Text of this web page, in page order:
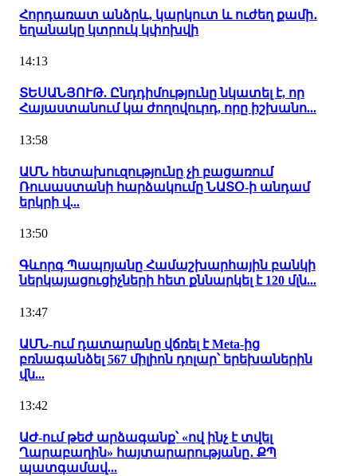
Հորդառատ անձրև, կարկուտ և ուժեղ քամի․
եղանակը կտրուկ կփոխվի
14:13
ՏԵՍԱՆՅՈՒԹ. Ընդդիմությունը նկատել է, որ
Հայաստանում կա ժողովուրդ, որը իշխանո...
13:58
ԱՄՆ հետախուզությունը չի բացառում
Ռուսաստանի հարձակումը ՆԱՏՕ-ի անդամ
երկրի վ...
13:50
Գևորգ Պապոյանը Համաշխարհային բանկի
ներկայացուցիչների հետ քննարկել է 120 մլն...
13:47
ԱՄՆ-ում դատարանը վճռել է Meta-ից
բռնագանձել 567 միլիոն դոլար՝ երեխաներին
վն...
13:42
ԱԺ-ում թեժ արձագանք՝ «ով ինչ է տվել
Ղարաբաղին» հայտարարությանը․ ՔՊ
պատգամավ...